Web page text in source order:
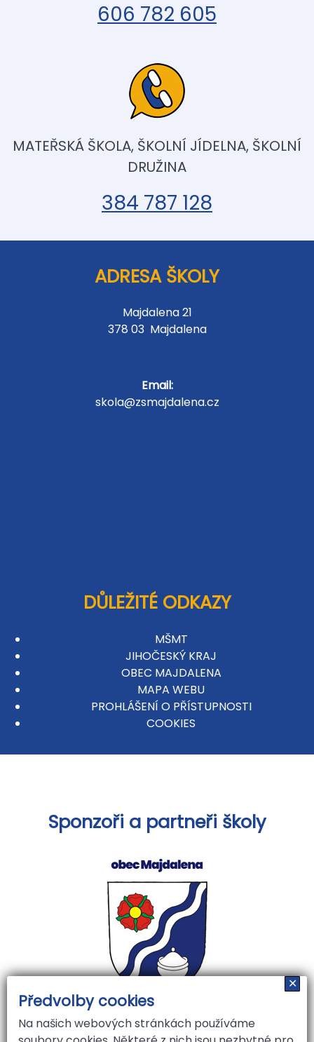
606 782 605
MATEŘSKÁ ŠKOLA, ŠKOLNÍ JÍDELNA, ŠKOLNÍ
DRUŽINA
384 787 128
ADRESA ŠKOLY
Majdalena 21
378 03 Majdalena
Email:
skola@zsmajdalena.cz
DŮLEŽITÉ ODKAZY
MŠMT
JIHOČESKÝ KRAJ
OBEC MAJDALENA
MAPA WEBU
PROHLÁŠENÍ O PŘÍSTUPNOSTI
COOKIES
Sponzoři a partneři školy
Předvolby cookies
Na našich webových stránkách používáme
✕